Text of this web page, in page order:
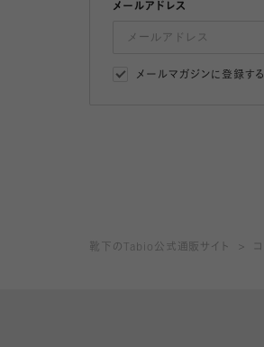
メールアドレス
メールマガジンに登録する
靴下のTabio公式通販サイト